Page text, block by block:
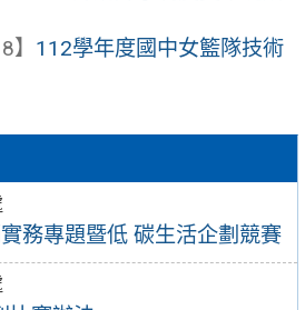
務專題暨低 碳生活企劃競賽
】 112學年度國中女籃隊技術